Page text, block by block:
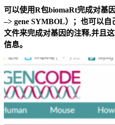
可以使用R包biomaRt完成对基
–> gene SYMBOL）；也可以自
文件来完成对基因的注释,并且
信息。